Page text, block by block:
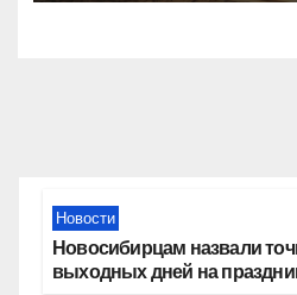
Новости
Новосибирцам назвали
выходных дней на